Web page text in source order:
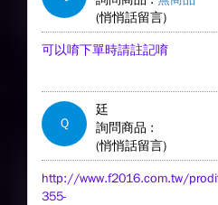
(悄悄話留言)
可以唷下單時請註記唷
Q
廷
詢問商品 :
(悄悄話留言)
http://www.f2016.com.tw/
355-